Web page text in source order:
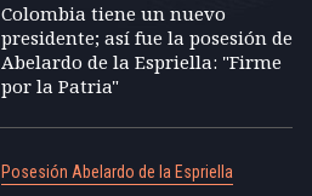
Colombia tiene un nuevo
presidente; así fue la posesión de
Abelardo de la Espriella: "Firme
por la Patria"
Posesión Abelardo de la Espriella